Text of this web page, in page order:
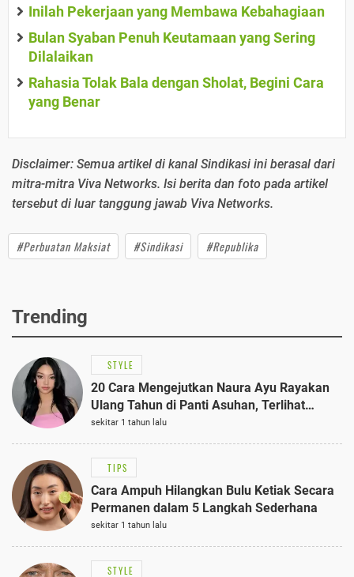
Inilah Pekerjaan yang Membawa Kebahagiaan
Bulan Syaban Penuh Keutamaan yang Sering
Dilalaikan
Rahasia Tolak Bala dengan Sholat, Begini Cara
yang Benar
Disclaimer: Semua artikel di kanal Sindikasi ini berasal dari
mitra-mitra Viva Networks. Isi berita dan foto pada artikel
tersebut di luar tanggung jawab Viva Networks.
#Perbuatan Maksiat #Sindikasi #Republika
Trending
STYLE
20 Cara Mengejutkan Naura Ayu Rayakan
Ulang Tahun di Panti Asuhan, Terlihat
Anggun dengan Kaftan Cokelat
sekitar 1 tahun lalu
TIPS
Cara Ampuh Hilangkan Bulu Ketiak Secara
Permanen dalam 5 Langkah Sederhana
sekitar 1 tahun lalu
STYLE